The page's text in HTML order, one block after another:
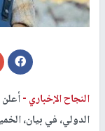
النجاح الإخباري -
الدولي، في بيان،